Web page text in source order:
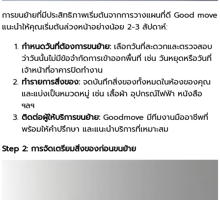
การขนย้ายที่มีประสิทธิภาพเริ่มต้นจากการวางแผนที่ดี Good move
แนะนำให้คุณเริ่มต้นล่วงหน้าอย่างน้อย 2-3 สัปดาห์:
กำหนดวันที่ต้องการขนย้าย: เลือกวันที่สะดวกและตรวจสอบ
ว่าวันนั้นไม่มีข้อจำกัดการเข้าออกพื้นที่ เช่น วันหยุดหรือวันที่
เจ้าหน้าที่อาคารปิดทำงาน
ทำรายการสิ่งของ: จดบันทึกสิ่งของทั้งหมดในห้องของคุณ
และแบ่งเป็นหมวดหมู่ เช่น เสื้อผ้า อุปกรณ์ไฟฟ้า หนังสือ
ฯลฯ
ติดต่อผู้ให้บริการขนย้าย: Goodmove มีทีมงานมืออาชีพที่
พร้อมให้คำปรึกษา และแนะนำบริการที่เหมาะสม
Step 2: การจัดเตรียมสิ่งของก่อนขนย้าย